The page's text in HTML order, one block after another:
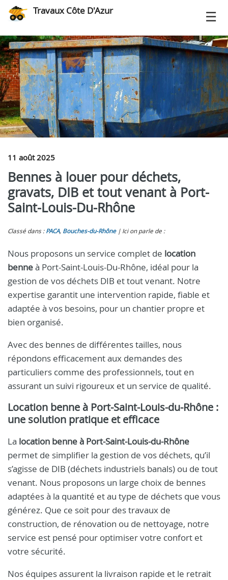
Travaux Côte D'Azur
11 août 2025
Bennes à louer pour déchets,
gravats, DIB et tout venant à Port-
Saint-Louis-Du-Rhône
Classé dans : PACA, Bouches-du-Rhône Ici on parle de :
Nous proposons un service complet de location
benneà Port-Saint-Louis-Du-Rhône, idéal pour la
gestion de vos déchets DIB et tout venant. Notre
expertise garantit une intervention rapide, fiable et
adaptée à vos besoins, pour un chantier propre et
bien organisé.
Avec des bennes de différentes tailles, nous
répondons efficacement aux demandes des
particuliers comme des professionnels, tout en
assurant un suivi rigoureux et un service de qualité.
Location benne à Port-Saint-Louis-du-Rhône :
une solution pratique et efficace
La location benne à Port-Saint-Louis-du-Rhône
permet de simplifier la gestion de vos déchets, qu’il
s’agisse de DIB (déchets industriels banals) ou de tout
venant. Nous proposons un large choix de bennes
adaptées à la quantité et au type de déchets que vous
générez. Que ce soit pour des travaux de
construction, de rénovation ou de nettoyage, notre
service est pensé pour optimiser votre confort et
votre sécurité.
Nos équipes assurent la livraison rapide et le retrait